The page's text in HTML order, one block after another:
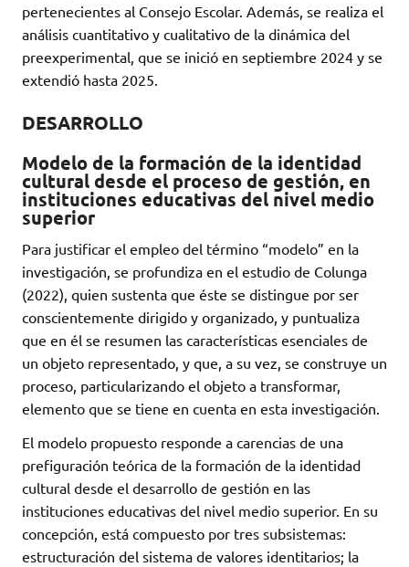
pertenecientes al Consejo Escolar. Además, se realiza el
análisis cuantitativo y cualitativo de la dinámica del
preexperimental, que se inició en septiembre 2024 y se
extendió hasta 2025.
DESARROLLO
Modelo de la formación de la identidad
cultural desde el proceso de gestión, en
instituciones educativas del nivel medio
superior
Para justificar el empleo del término “modelo” en la
investigación, se profundiza en el estudio de Colunga
(2022), quien sustenta que éste se distingue por ser
conscientemente dirigido y organizado, y puntualiza
que en él se resumen las características esenciales de
un objeto representado, y que, a su vez, se construye un
proceso, particularizando el objeto a transformar,
elemento que se tiene en cuenta en esta investigación.
El modelo propuesto responde a carencias de una
prefiguración teórica de la formación de la identidad
cultural desde el desarrollo de gestión en las
instituciones educativas del nivel medio superior. En su
concepción, está compuesto por tres subsistemas:
estructuración del sistema de valores identitarios; la